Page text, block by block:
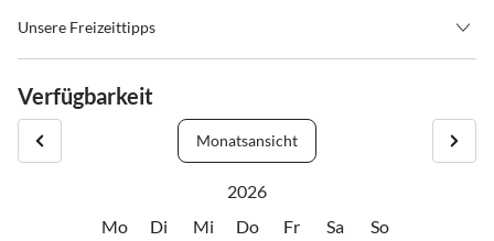
Unsere Freizeittipps
Verfügbarkeit
Monatsansicht
2026
Mo
Di Mi Do Fr Sa So